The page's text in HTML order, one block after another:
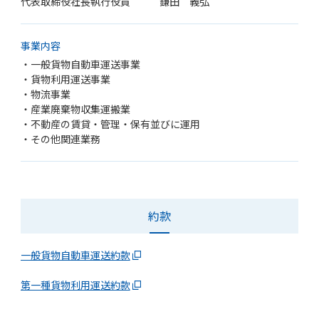
事業内容
・一般貨物自動車運送事業
・貨物利用運送事業
・物流事業
・産業廃棄物収集運搬業
・不動産の賃貸・管理・保有並びに運用
・その他関連業務
約款
一般貨物自動車運送約款
第一種貨物利用運送約款